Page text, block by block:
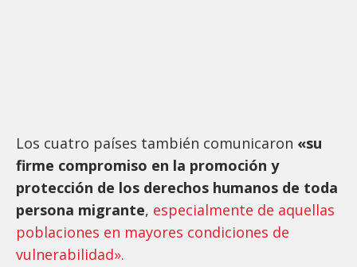
Los cuatro países también comunicaron «su
firme compromiso en la promoción y
protección de los derechos humanos de toda
persona migrante, especialmente de aquellas
poblaciones en mayores condiciones de
vulnerabilidad».